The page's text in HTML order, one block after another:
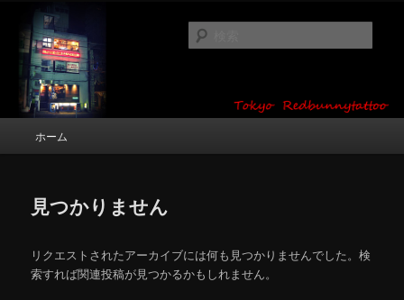
ン
ツ
東京 タトゥースタジオ 吉祥寺 Red
Bunny Tattoo タトゥーデザイン・タ
トゥー画像
タトゥーデザイン・画像の紹介（和彫り・ワンポイント・girl tattoo）
ホーム
見つかりません
リクエストされたアーカイブには何も見つかりませんでした。検
索すれば関連投稿が見つかるかもしれません。